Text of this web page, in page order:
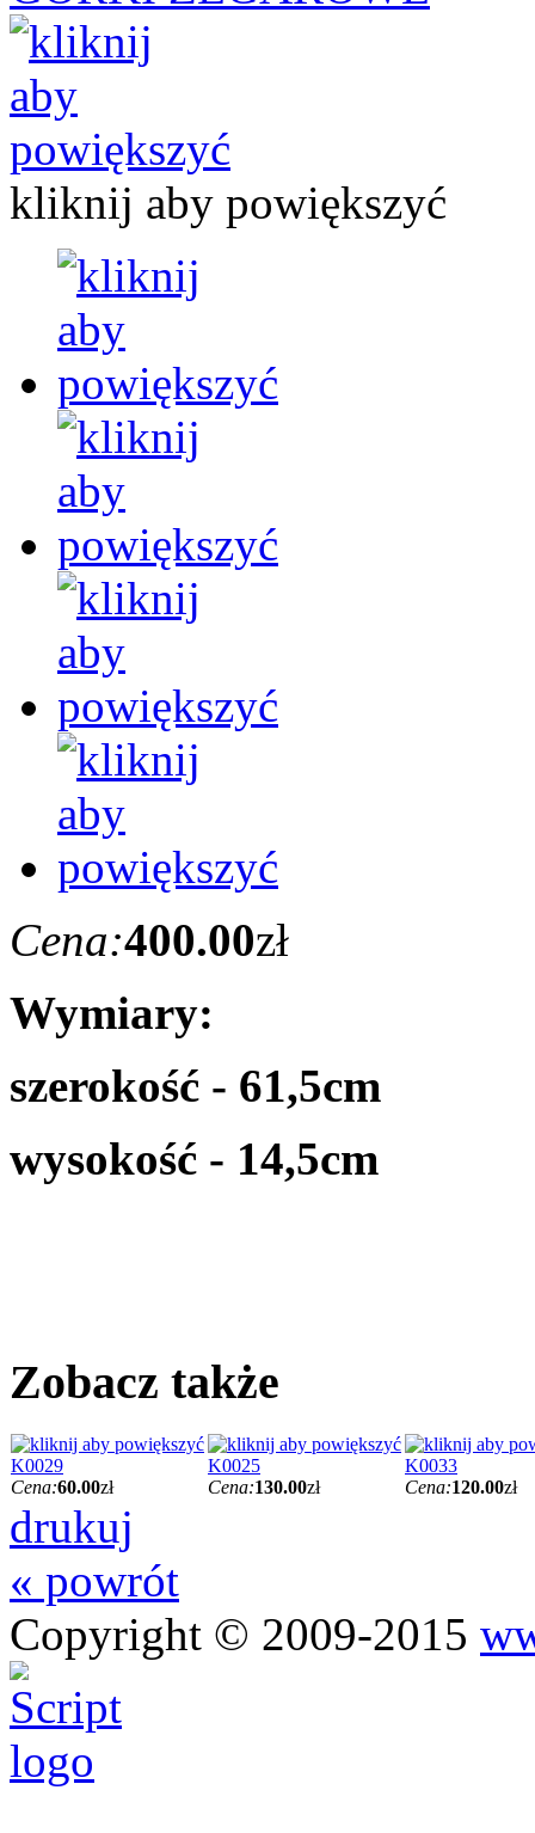
kliknij aby powiększyć
Cena:400.00zł
Wymiary:
szerokość - 61,5cm
wysokość - 14,5cm
Zobacz także
K0029
Cena:60.00zł
K0025
Cena:130.00zł
K0033
Cena:120.00zł
drukuj
« powrót
Copyright © 2009-2015